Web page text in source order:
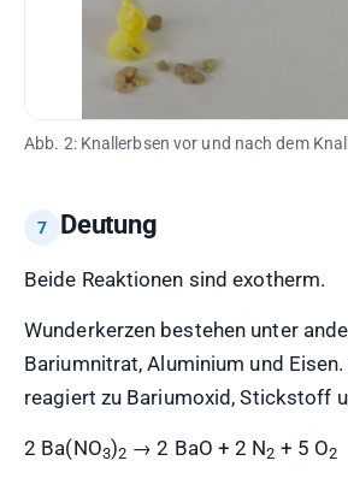
Abb. 2: Knallerbsen vor und nach dem
Deutung
Beide Reaktionen sind exotherm.
Wunderkerzen bestehen unter
Bariumnitrat, Aluminium und
reagiert zu Bariumoxid, Stickstoff
2 Ba(NO3)2 → 2 BaO + 2 N2 + 5 O2